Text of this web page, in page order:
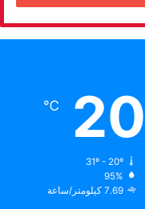
20
℃
31º - 20º
95%
7.69 كيلومتر/ساعة